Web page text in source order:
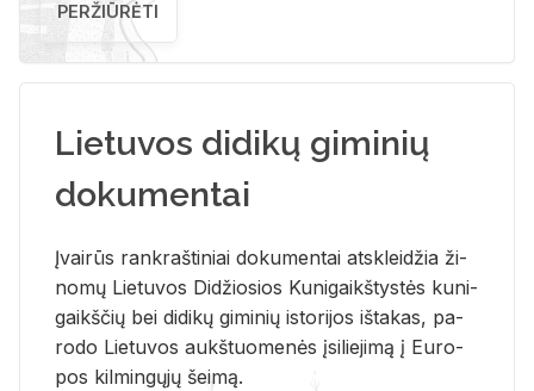
PERŽIŪRĖTI
Lietuvos didikų giminių
dokumentai
Įvai­rūs rank­raš­ti­niai do­ku­men­tai at­sklei­džia ži­
no­mų Lie­tu­vos Di­džio­sios Ku­ni­gaikš­tys­tės ku­ni­
gaikš­čių bei di­di­kų gi­mi­nių is­to­ri­jos iš­ta­kas, pa­
ro­do Lie­tu­vos aukš­tuo­me­nės įsi­lie­ji­mą į Eu­ro­
pos kil­min­gų­jų šei­mą.